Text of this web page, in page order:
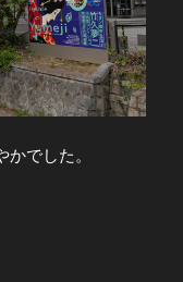
でした。